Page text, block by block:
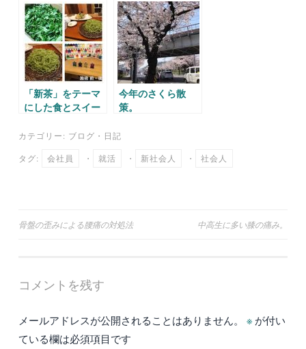
「新茶」をテーマ
にした食とスイー
今年のさくら散
策。
カテゴリー: ブログ ・ 日記
タグ: 会社員 ・ 就活 ・ 新社会人 ・ 社会人
投
ビ
ー
骨盤の歪みによる腰痛の対処法 中高生に多い膝の痛み。
コメントを残す
メールアドレスが公開されることはありません。 ※ が付い
ている欄は必須項目です